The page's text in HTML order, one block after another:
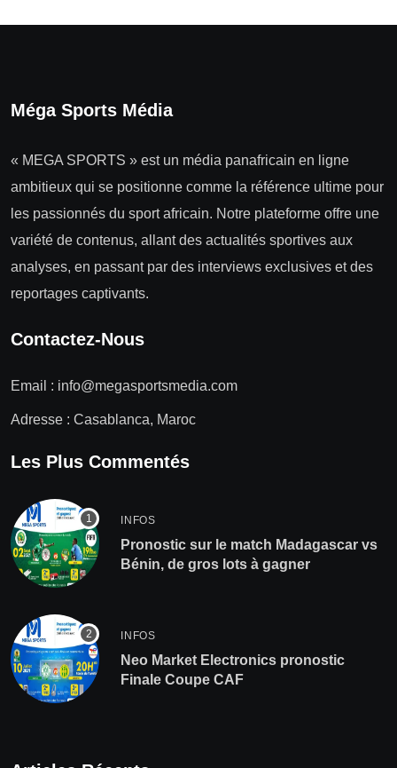
Méga Sports Média
« MEGA SPORTS » est un média panafricain en ligne
ambitieux qui se positionne comme la référence ultime pour
les passionnés du sport africain. Notre plateforme offre une
variété de contenus, allant des actualités sportives aux
analyses, en passant par des interviews exclusives et des
reportages captivants.
Contactez-Nous
Email : info@megasportsmedia.com
Adresse : Casablanca, Maroc
Les Plus Commentés
INFOS
Pronostic sur le match Madagascar vs
Bénin, de gros lots à gagner
INFOS
Neo Market Electronics pronostic
Finale Coupe CAF